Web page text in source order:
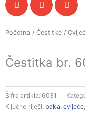
Početna / Čestitke /
Čestitka br.
Šifra artikla: 6031
Ključne riječi: baka cvijeće